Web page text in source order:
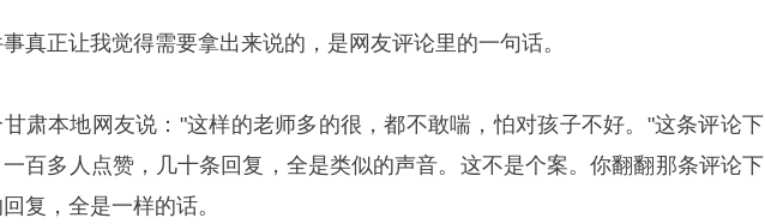
真正让我觉得需要拿出来说的，是网友评论里的一句话。
肃本地网友说："这样的老师多的很，都不敢喘，怕对孩子不好。"这条评论下
一百多人点赞，几十条回复，全是类似的声音。这不是个案。你翻翻那条评论下
复，全是一样的话。